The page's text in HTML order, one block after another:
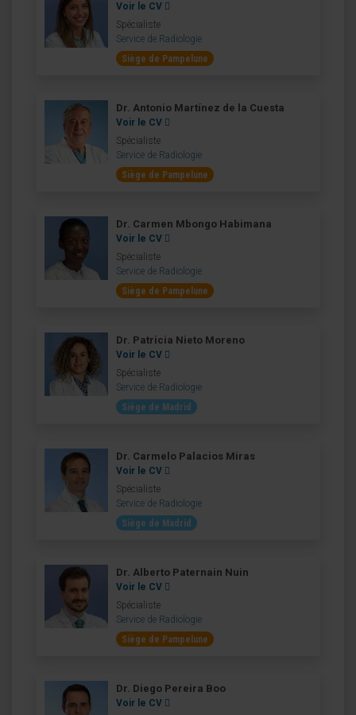
Voir le CV
Spécialiste
Service de Radiologie
Siège de Pampelune
Dr. Antonio Martínez de la Cuesta
Voir le CV
Spécialiste
Service de Radiologie
Siège de Pampelune
Dr. Carmen Mbongo Habimana
Voir le CV
Spécialiste
Service de Radiologie
Siège de Pampelune
Dr. Patricia Nieto Moreno
Voir le CV
Spécialiste
Service de Radiologie
Siège de Madrid
Dr. Carmelo Palacios Miras
Voir le CV
Spécialiste
Service de Radiologie
Siège de Madrid
Dr. Alberto Paternain Nuin
Voir le CV
Spécialiste
Service de Radiologie
Siège de Pampelune
Dr. Diego Pereira Boo
Voir le CV